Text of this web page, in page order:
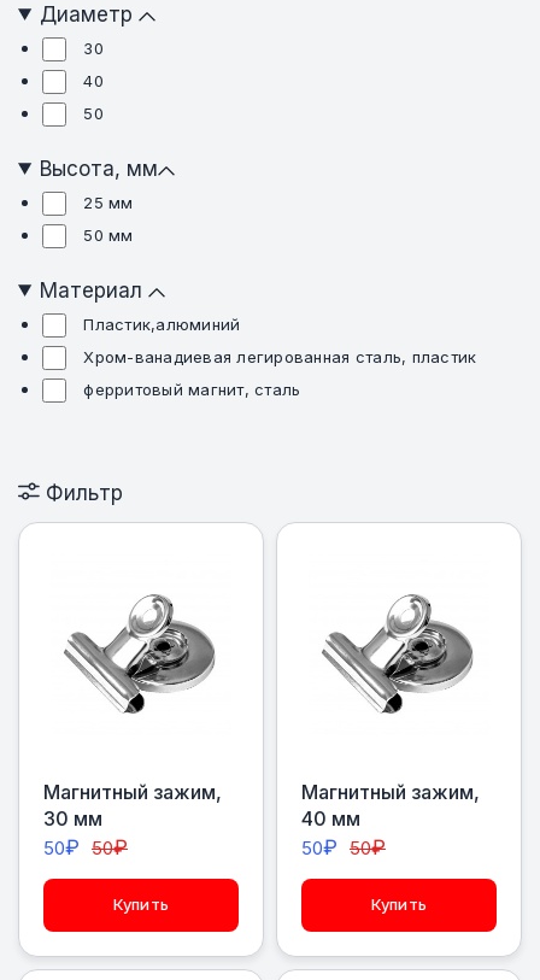
Диаметр
30
40
50
Высота, мм
25 мм
50 мм
Материал
Пластик,алюминий
Хром-ванадиевая легированная сталь, пластик
ферритовый магнит, сталь
Фильтр
Магнитный зажим,
30 мм
50₽ 50₽
Купить
Магнитный зажим,
40 мм
50₽ 50₽
Купить